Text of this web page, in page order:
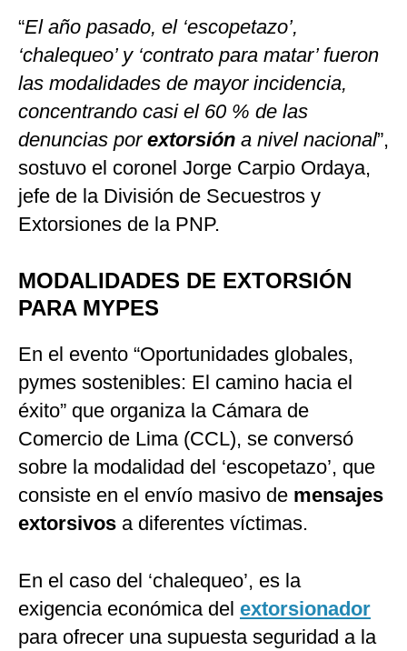
“El año pasado, el ‘escopetazo’,
‘chalequeo’ y ‘contrato para matar’ fueron
las modalidades de mayor incidencia,
concentrando casi el 60 % de las
denuncias por extorsión a nivel nacional”,
sostuvo el coronel Jorge Carpio Ordaya,
jefe de la División de Secuestros y
Extorsiones de la PNP.
MODALIDADES DE EXTORSIÓN
PARA MYPES
En el evento “Oportunidades globales,
pymes sostenibles: El camino hacia el
éxito” que organiza la Cámara de
Comercio de Lima (CCL), se conversó
sobre la modalidad del ‘escopetazo’, que
consiste en el envío masivo de mensajes
extorsivos a diferentes víctimas.
En el caso del ‘chalequeo’, es la
exigencia económica del extorsionador
para ofrecer una supuesta seguridad a la